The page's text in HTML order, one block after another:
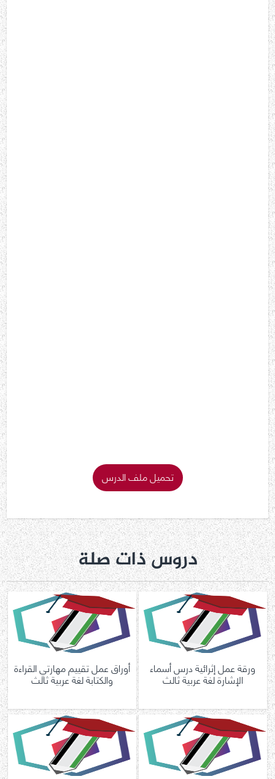
تحميل ملف الدرس
دروس ذات صلة
ورقة عمل إثرائية درس أسماء
الإشارة لغة عربية ثالث
أوراق عمل تقييم مهارتي القراءة
والكتابة لغة عربية ثالث